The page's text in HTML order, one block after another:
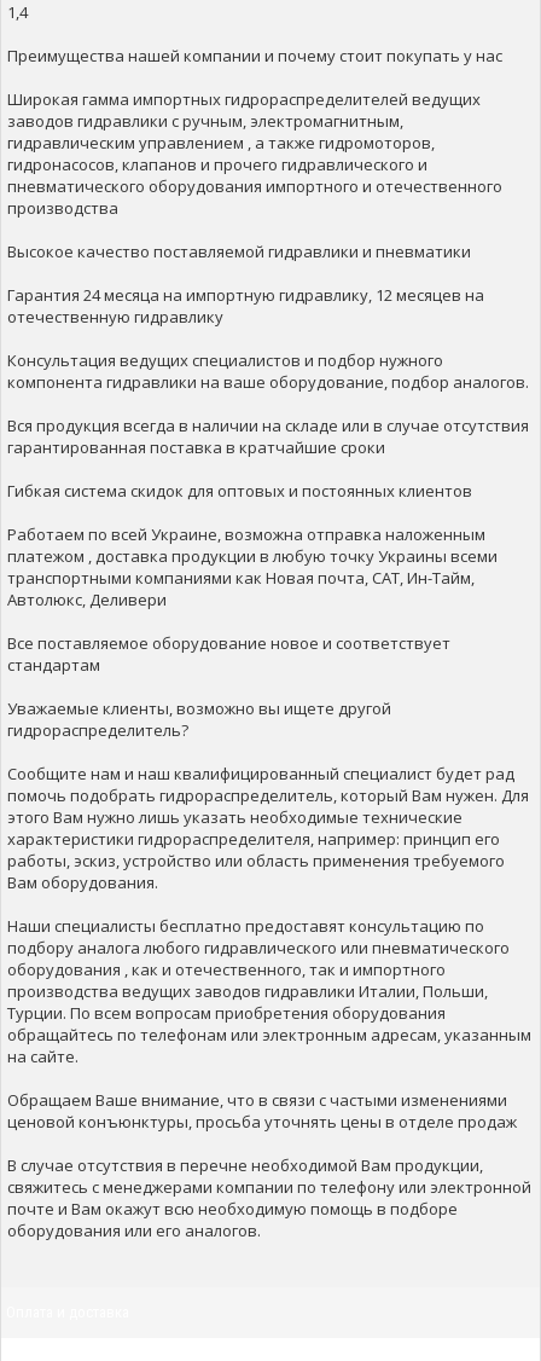
1,4
Преимущества нашей компании и почему стоит покупать у нас
Широкая гамма импортных гидрораспределителей ведущих
заводов гидравлики с ручным, электромагнитным,
гидравлическим управлением , а также гидромоторов,
гидронасосов, клапанов и прочего гидравлического и
пневматического оборудования импортного и отечественного
производства
Высокое качество поставляемой гидравлики и пневматики
Гарантия 24 месяца на импортную гидравлику, 12 месяцев на
отечественную гидравлику
Консультация ведущих специалистов и подбор нужного
компонента гидравлики на ваше оборудование, подбор аналогов.
Вся продукция всегда в наличии на складе или в случае отсутствия
гарантированная поставка в кратчайшие сроки
Гибкая система скидок для оптовых и постоянных клиентов
Работаем по всей Украине, возможна отправка наложенным
платежом , доставка продукции в любую точку Украины всеми
транспортными компаниями как Новая почта, САТ, Ин-Тайм,
Автолюкс, Деливери
Все поставляемое оборудование новое и соответствует
стандартам
Уважаемые клиенты, возможно вы ищете другой
гидрораспределитель?
Сообщите нам и наш квалифицированный специалист будет рад
помочь подобрать гидрораспределитель, который Вам нужен. Для
этого Вам нужно лишь указать необходимые технические
характеристики гидрораспределителя, например: принцип его
работы, эскиз, устройство или область применения требуемого
Вам оборудования.
Наши специалисты бесплатно предоставят консультацию по
подбору аналога любого гидравлического или пневматического
оборудования , как и отечественного, так и импортного
производства ведущих заводов гидравлики Италии, Польши,
Турции. По всем вопросам приобретения оборудования
обращайтесь по телефонам или электронным адресам, указанным
на сайте.
Обращаем Ваше внимание, что в связи с частыми изменениями
ценовой конъюнктуры, просьба уточнять цены в отделе продаж
В случае отсутствия в перечне необходимой Вам продукции,
свяжитесь с менеджерами компании по телефону или электронной
почте и Вам окажут всю необходимую помощь в подборе
оборудования или его аналогов.